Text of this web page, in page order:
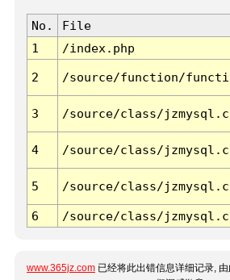
No. File
1
/index.php
2 /source/function/
3 /source/class/
4 /source/class/
5 /source/class/
6 /source/class/
www.365jz.com 已经将此出错信息详细记录,